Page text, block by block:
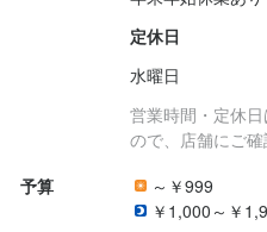
定休日
水曜日
営業時間・定休
ので、店舗にご確
予算
～￥999
￥1,000～￥
ことが印象的で、業務を積極的
をしたい人にとっては、向いて
もちろん、率直に「近場に住ん
少しでも興味をお持ちでしたら
ご応募を心よりお待ちしておりま
一緒にグッズの販売やメニュー
お仕事の雰囲気としては、少数
曜日によってスタッフは違いま
ことが印象的で、業務を積極的
をしたい人にとっては、向いて